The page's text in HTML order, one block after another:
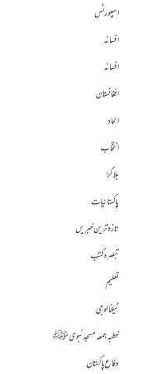
اسپورٹس
افسانہ
افسانہ
افغانستان
الحاد
انتخاب
بلاگز
پاکستانیات
تازہ ترین خبریں
تبصرہ کتب
تعلیم
ٹیکنالوجی
خطبہ جمعہ مسجد نبوی ﷺ
دفاع پاکستان